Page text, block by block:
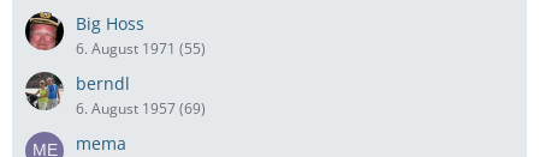
Big Hoss
6. August 1971 (55)
berndl
6. August 1957 (69)
mema